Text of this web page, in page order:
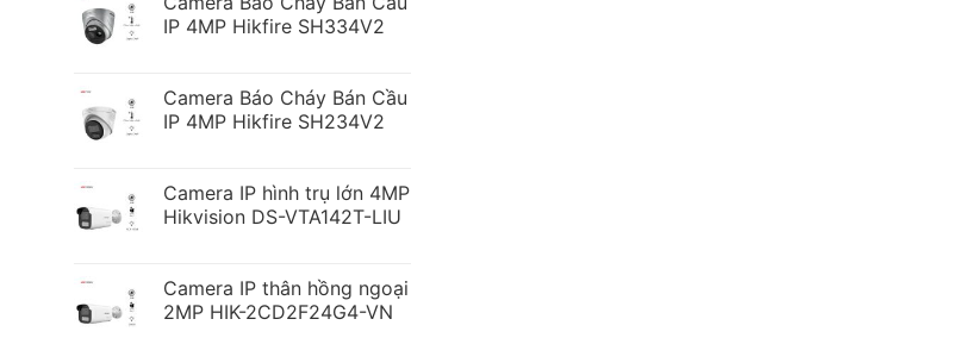
IP 4MP Hikfire SH334V2
Camera Báo Cháy Bán Cầu
IP 4MP Hikfire SH234V2
Camera IP hình trụ lớn 4MP
Hikvision DS-VTA142T-LIU
Camera IP thân hồng ngoại
2MP HIK-2CD2F24G4-VN